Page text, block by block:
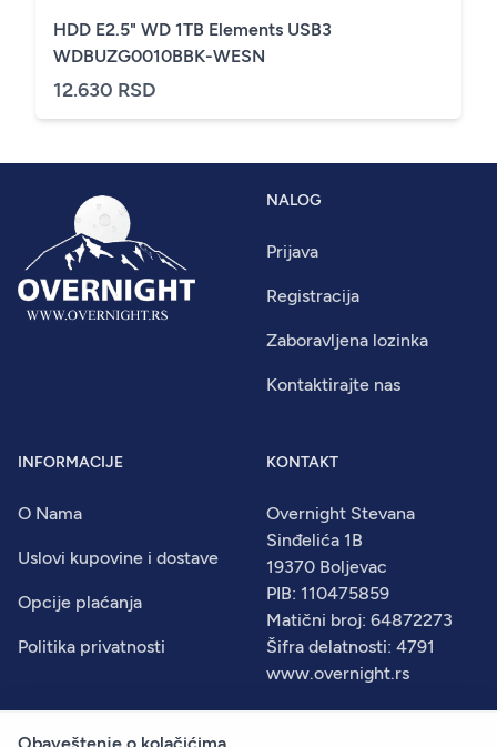
HDD E2.5" WD 1TB Elements USB3
WDBUZG0010BBK-WESN
12.630 RSD
NALOG
Prijava
Registracija
Zaboravljena lozinka
Kontaktirajte nas
INFORMACIJE
O Nama
Uslovi kupovine i dostave
Opcije plaćanja
Politika privatnosti
KONTAKT
Overnight Stevana
Sinđelića 1B
19370 Boljevac
PIB: 110475859
Matični broj: 64872273
Šifra delatnosti: 4791
www.overnight.rs